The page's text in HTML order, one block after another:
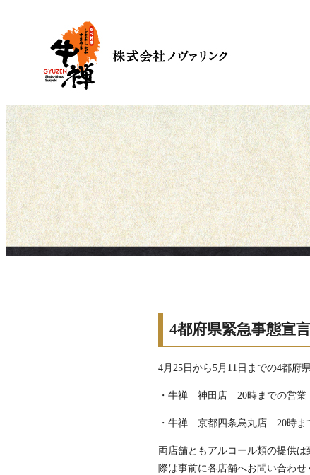
4都府県緊急事態宣
4月25日から5月11日までの4都府
・牛禅 神田店 20時までの営業
・牛禅 京都四条烏丸店 20時ま
両店舗ともアルコール類の提供
際は事前に各店舗へお問い合わせ